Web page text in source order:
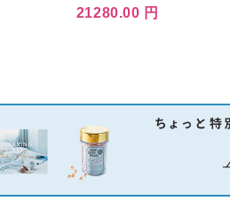
彩絵具 〔230mL〕 チューブ
入り YNG3T14 空
21280.00 円
ズ ベ